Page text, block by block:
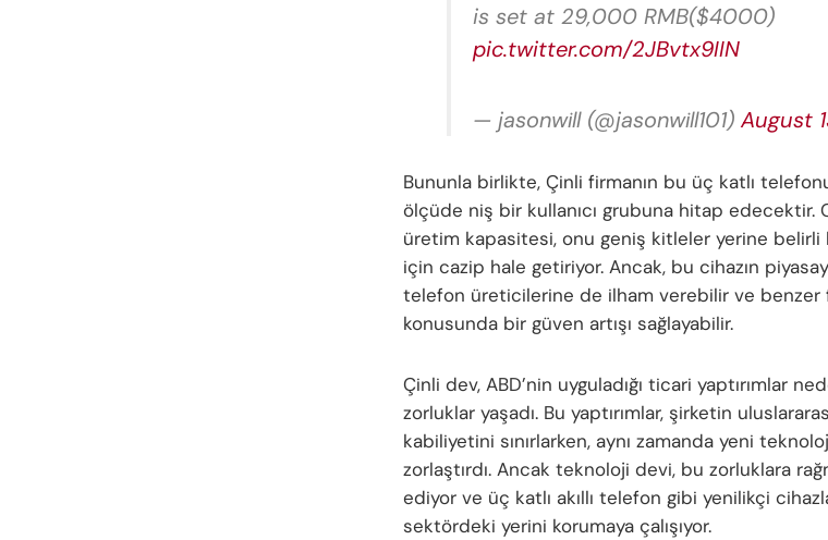
is set at 29,000 RMB($4000)
pic.twitter.com/2JBvtx9IIN
— jasonwill (@jasonwill101) August
Bununla birlikte, Çinli firmanın bu üç katlı
ölçüde niş bir kullanıcı grubuna hitap edecektir.
üretim kapasitesi, onu geniş kitleler yerine
için cazip hale getiriyor. Ancak, bu cihazın
telefon üreticilerine de ilham verebilir ve
konusunda bir güven artışı sağlayabilir.
Çinli dev, ABD’nin uyguladığı ticari yaptırımlar
zorluklar yaşadı. Bu yaptırımlar, şirketin
kabiliyetini sınırlarken, aynı zamanda yeni
zorlaştırdı. Ancak teknoloji devi, bu zorluklara
ediyor ve üç katlı akıllı telefon gibi yenilikçi
sektördeki yerini korumaya çalışıyor.